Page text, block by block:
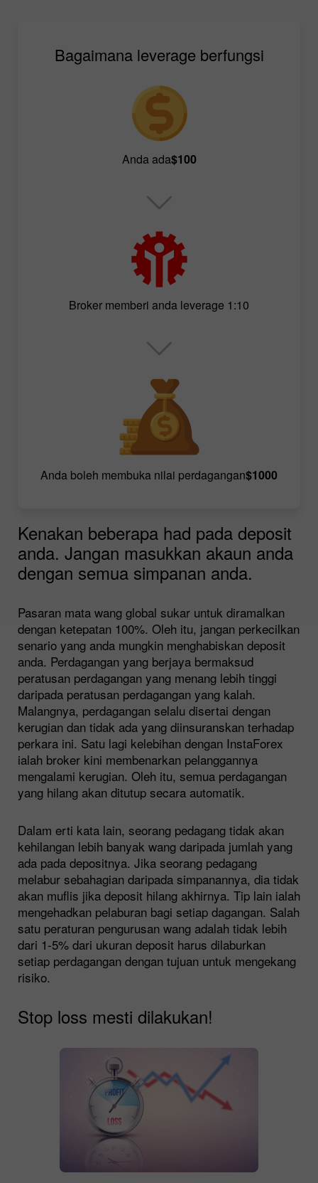
Bagaimana leverage berfungsi
Anda ada$100
Broker memberi anda leverage 1:10
Anda boleh membuka nilai perdagangan$1000
Kenakan beberapa had pada deposit
anda. Jangan masukkan akaun anda
dengan semua simpanan anda.
Pasaran mata wang global sukar untuk diramalkan
dengan ketepatan 100%. Oleh itu, jangan perkecilkan
senario yang anda mungkin menghabiskan deposit
anda. Perdagangan yang berjaya bermaksud
peratusan perdagangan yang menang lebih tinggi
daripada peratusan perdagangan yang kalah.
Malangnya, perdagangan selalu disertai dengan
kerugian dan tidak ada yang diinsuranskan terhadap
perkara ini. Satu lagi kelebihan dengan InstaForex
ialah broker kini membenarkan pelanggannya
mengalami kerugian. Oleh itu, semua perdagangan
yang hilang akan ditutup secara automatik.
Dalam erti kata lain, seorang pedagang tidak akan
kehilangan lebih banyak wang daripada jumlah yang
ada pada depositnya. Jika seorang pedagang
melabur sebahagian daripada simpanannya, dia tidak
akan muflis jika deposit hilang akhirnya. Tip lain ialah
mengehadkan pelaburan bagi setiap dagangan. Salah
satu peraturan pengurusan wang adalah tidak lebih
dari 1-5% dari ukuran deposit harus dilaburkan
setiap perdagangan dengan tujuan untuk mengekang
risiko.
Stop loss mesti dilakukan!